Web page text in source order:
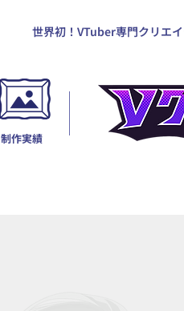
世界初！VTuber専門クリエ
制作実績